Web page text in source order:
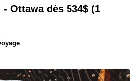
Ottawa dès 534$ (1